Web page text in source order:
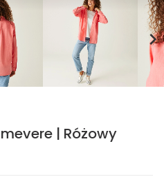
chevron_right
| Różowy